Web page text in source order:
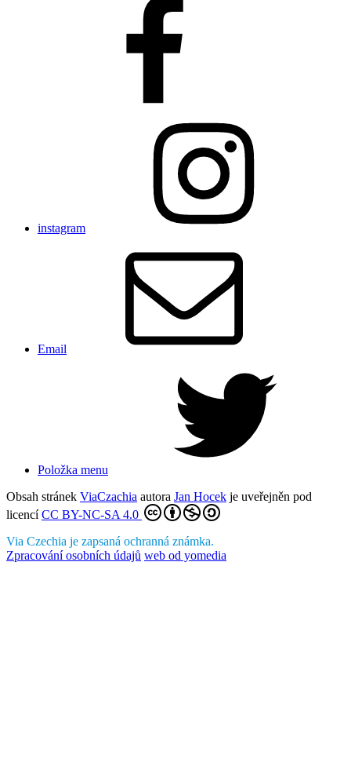
instagram
Email
Položka menu
Obsah stránek ViaCzachia autora Jan Hocek je uveřejněn pod
licencíCC BY-NC-SA 4.0
Via Czechia je zapsaná ochranná známka.
Zpracování osobních údajů web od yomedia